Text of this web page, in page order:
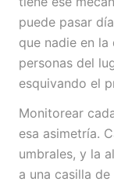
puede pasar
que nadie en
personas del
esquivando el
Monitorear
esa asimetría.
umbrales, y la
a una casilla